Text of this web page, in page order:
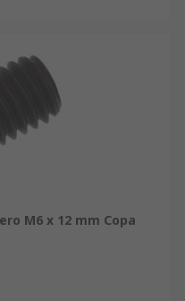
M6 x 12 mm Copa